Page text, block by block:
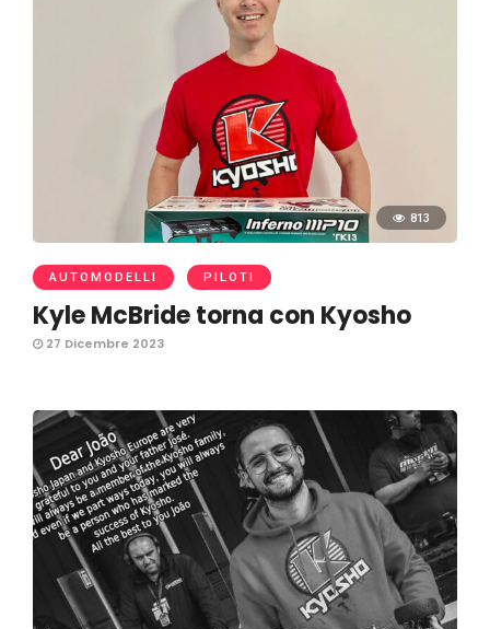
813
AUTOMODELLI PILOTI
Kyle McBride torna con Kyosho
27 Dicembre 2023